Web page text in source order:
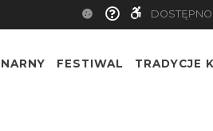
FESTIWAL TRADYCJE